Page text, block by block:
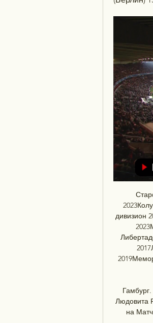
дивизион
Людовита
на